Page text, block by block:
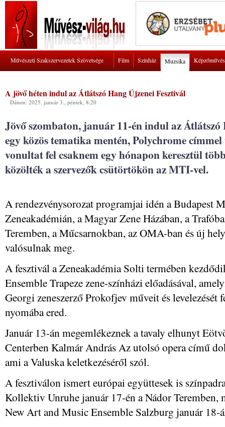
Művészeti Szakszervezetek Szövetsége Film Színház Muzsika
A jövő héten indul az Átlátszó Hang Újzenei Fesztivál
Dátum: 2025. január 3., péntek, 8:20
Jövő szombaton, január 11-én indul az
egy közös tematika mentén, Polychrome
vonultat fel csaknem egy hónapon keresztül
közölték a szervezők csütörtökön az MTI-vel.
A rendezvénysorozat programjai idén a Budapest
Zeneakadémián, a Magyar Zene Házában, a
Teremben, a Műcsarnokban, az OMA-ban és új
valósulnak meg.
A fesztivál a Zeneakadémia Solti termében
Ensemble Trapeze zene-színházi előadásával,
Georgi zeneszerző Prokofjev műveit és levelezését
nyomába ered.
Január 13-án megemlékeznek a tavaly elhunyt
Centerben Kalmár András Az utolsó opera című
ami a Valuska keletkezéséről szól.
A fesztiválon ismert európai együttesek is
Kollektiv Unruhe január 17-én a Nádor Teremben,
New Art and Music Ensemble Salzburg január 18-